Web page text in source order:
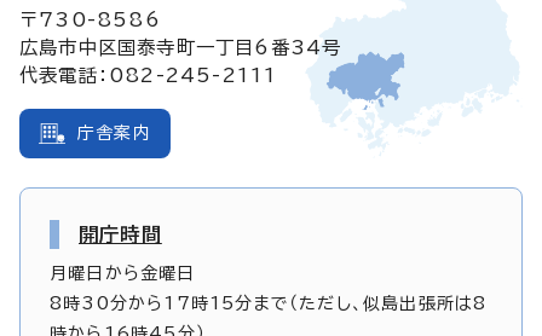
〒730-8586
広島市中区国泰寺町一丁目6番34号
代表電話：082-245-2111
庁舎案内
開庁時間
月曜日から金曜日
8時30分から17時15分まで（ただし、似島出張所は8